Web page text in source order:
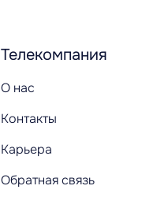
Телекомпания
О нас
Контакты
Карьера
Обратная связь